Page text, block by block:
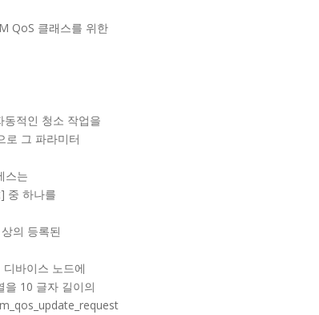
QoS 클래스를 위한
적인 청소 작업을
로 그 파라미터
스는
중 하나를
의 등록된
바이스 노드에
을 10 글자 길이의